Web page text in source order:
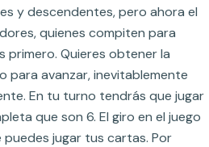
y descendentes, pero ahora el
quienes compiten para
primero. Quieres obtener la
para avanzar, inevitablemente
En tu turno tendrás que jugar
que son 6. El giro en el juego
jugar tus cartas. Por